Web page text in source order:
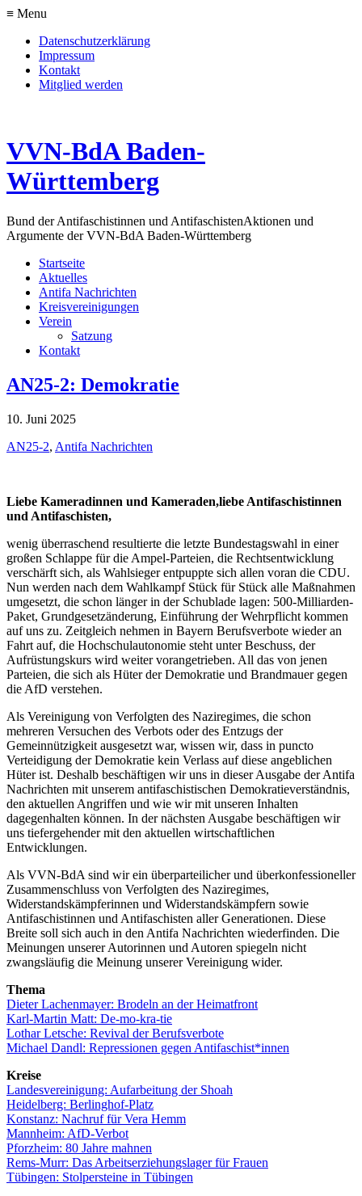
≡ Menu
Datenschutzerklärung
Impressum
Kontakt
Mitglied werden
VVN-BdA Baden-
Württemberg
Bund der Antifaschistinnen und AntifaschistenAktionen und
Argumente der VVN-BdA Baden-Württemberg
Startseite
Aktuelles
Antifa Nachrichten
Kreisvereinigungen
Verein
Satzung
Kontakt
AN25-2: Demokratie
10. Juni 2025
AN25-2, Antifa Nachrichten
Liebe Kameradinnen und Kameraden,liebe Antifaschistinnen
und Antifaschisten,
wenig überraschend resultierte die letzte Bundestagswahl in einer
großen Schlappe für die Ampel-Parteien, die Rechtsentwicklung
verschärft sich, als Wahlsieger entpuppte sich allen voran die CDU.
Nun werden nach dem Wahlkampf Stück für Stück alle Maßnahmen
umgesetzt, die schon länger in der Schublade lagen: 500-Milliarden-
Paket, Grundgesetzänderung, Einführung der Wehrpflicht kommen
auf uns zu. Zeitgleich nehmen in Bayern Berufsverbote wieder an
Fahrt auf, die Hochschulautonomie steht unter Beschuss, der
Aufrüstungskurs wird weiter vorangetrieben. All das von jenen
Parteien, die sich als Hüter der Demokratie und Brandmauer gegen
die AfD verstehen.
Als Vereinigung von Verfolgten des Naziregimes, die schon
mehreren Versuchen des Verbots oder des Entzugs der
Gemeinnützigkeit ausgesetzt war, wissen wir, dass in puncto
Verteidigung der Demokratie kein Verlass auf diese angeblichen
Hüter ist. Deshalb beschäftigen wir uns in dieser Ausgabe der Antifa
Nachrichten mit unserem antifaschistischen Demokratieverständnis,
den aktuellen Angriffen und wie wir mit unseren Inhalten
dagegenhalten können. In der nächsten Ausgabe beschäftigen wir
uns tiefergehender mit den aktuellen wirtschaftlichen
Entwicklungen.
Als VVN-BdA sind wir ein überparteilicher und überkonfessioneller
Zusammenschluss von Verfolgten des Naziregimes,
Widerstandskämpferinnen und Widerstandskämpfern sowie
Antifaschistinnen und Antifaschisten aller Generationen. Diese
Breite soll sich auch in den Antifa Nachrichten wiederfinden. Die
Meinungen unserer Autorinnen und Autoren spiegeln nicht
zwangsläufig die Meinung unserer Vereinigung wider.
Thema
Dieter Lachenmayer: Brodeln an der Heimatfront
Karl-Martin Matt: De-mo-kra-tie
Lothar Letsche: Revival der Berufsverbote
Michael Dandl: Repressionen gegen Antifaschist*innen
Kreise
Landesvereinigung: Aufarbeitung der Shoah
Heidelberg: Berlinghof-Platz
Konstanz: Nachruf für Vera Hemm
Mannheim: AfD-Verbot
Pforzheim: 80 Jahre mahnen
Rems-Murr: Das Arbeitserziehungslager für Frauen
Tübingen: Stolpersteine in Tübingen